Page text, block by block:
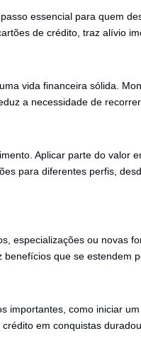
essencial para quem
de crédito, traz alívio
vida financeira sólida.
a necessidade de
Aplicar parte do valor
para diferentes perfis,
especializações ou novas
que se estendem
importantes, como iniciar
em conquistas